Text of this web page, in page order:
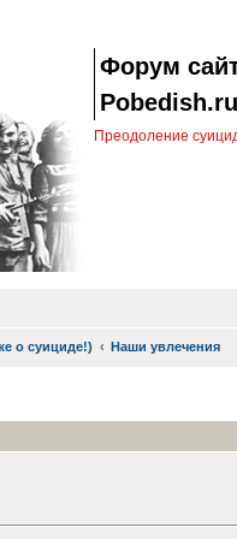
Форум
Pobedish.ru
Преодоление
о суициде!) Наши увлечения